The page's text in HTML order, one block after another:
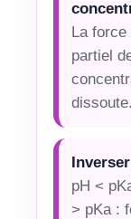
La
partiel
dissoute.
pH <
> pKa :